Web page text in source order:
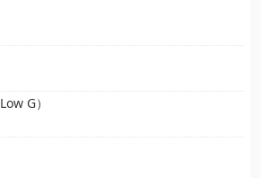
G）